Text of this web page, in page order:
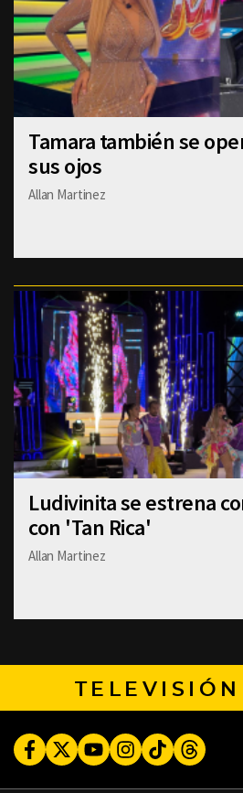
Tamara también se
sus ojos
Allan Martinez
Ludivinita se estrena
con 'Tan Rica'
Allan Martinez
TELEVISIÓN
FacebookTwitterYoutubeInstagram
TikTokThreads